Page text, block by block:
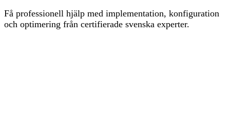
Få professionell hjälp med implementation, konfiguration
och optimering från certifierade svenska experter.